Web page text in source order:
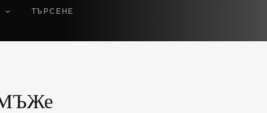
ТЪРСЕНЕ
МЪЖe